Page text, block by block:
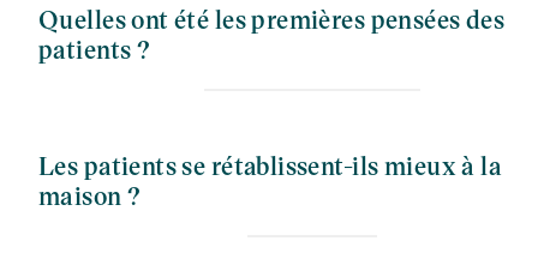
Quelles ont été les premières pensées des
patients ?
Les patients se rétablissent-ils mieux à la
maison ?